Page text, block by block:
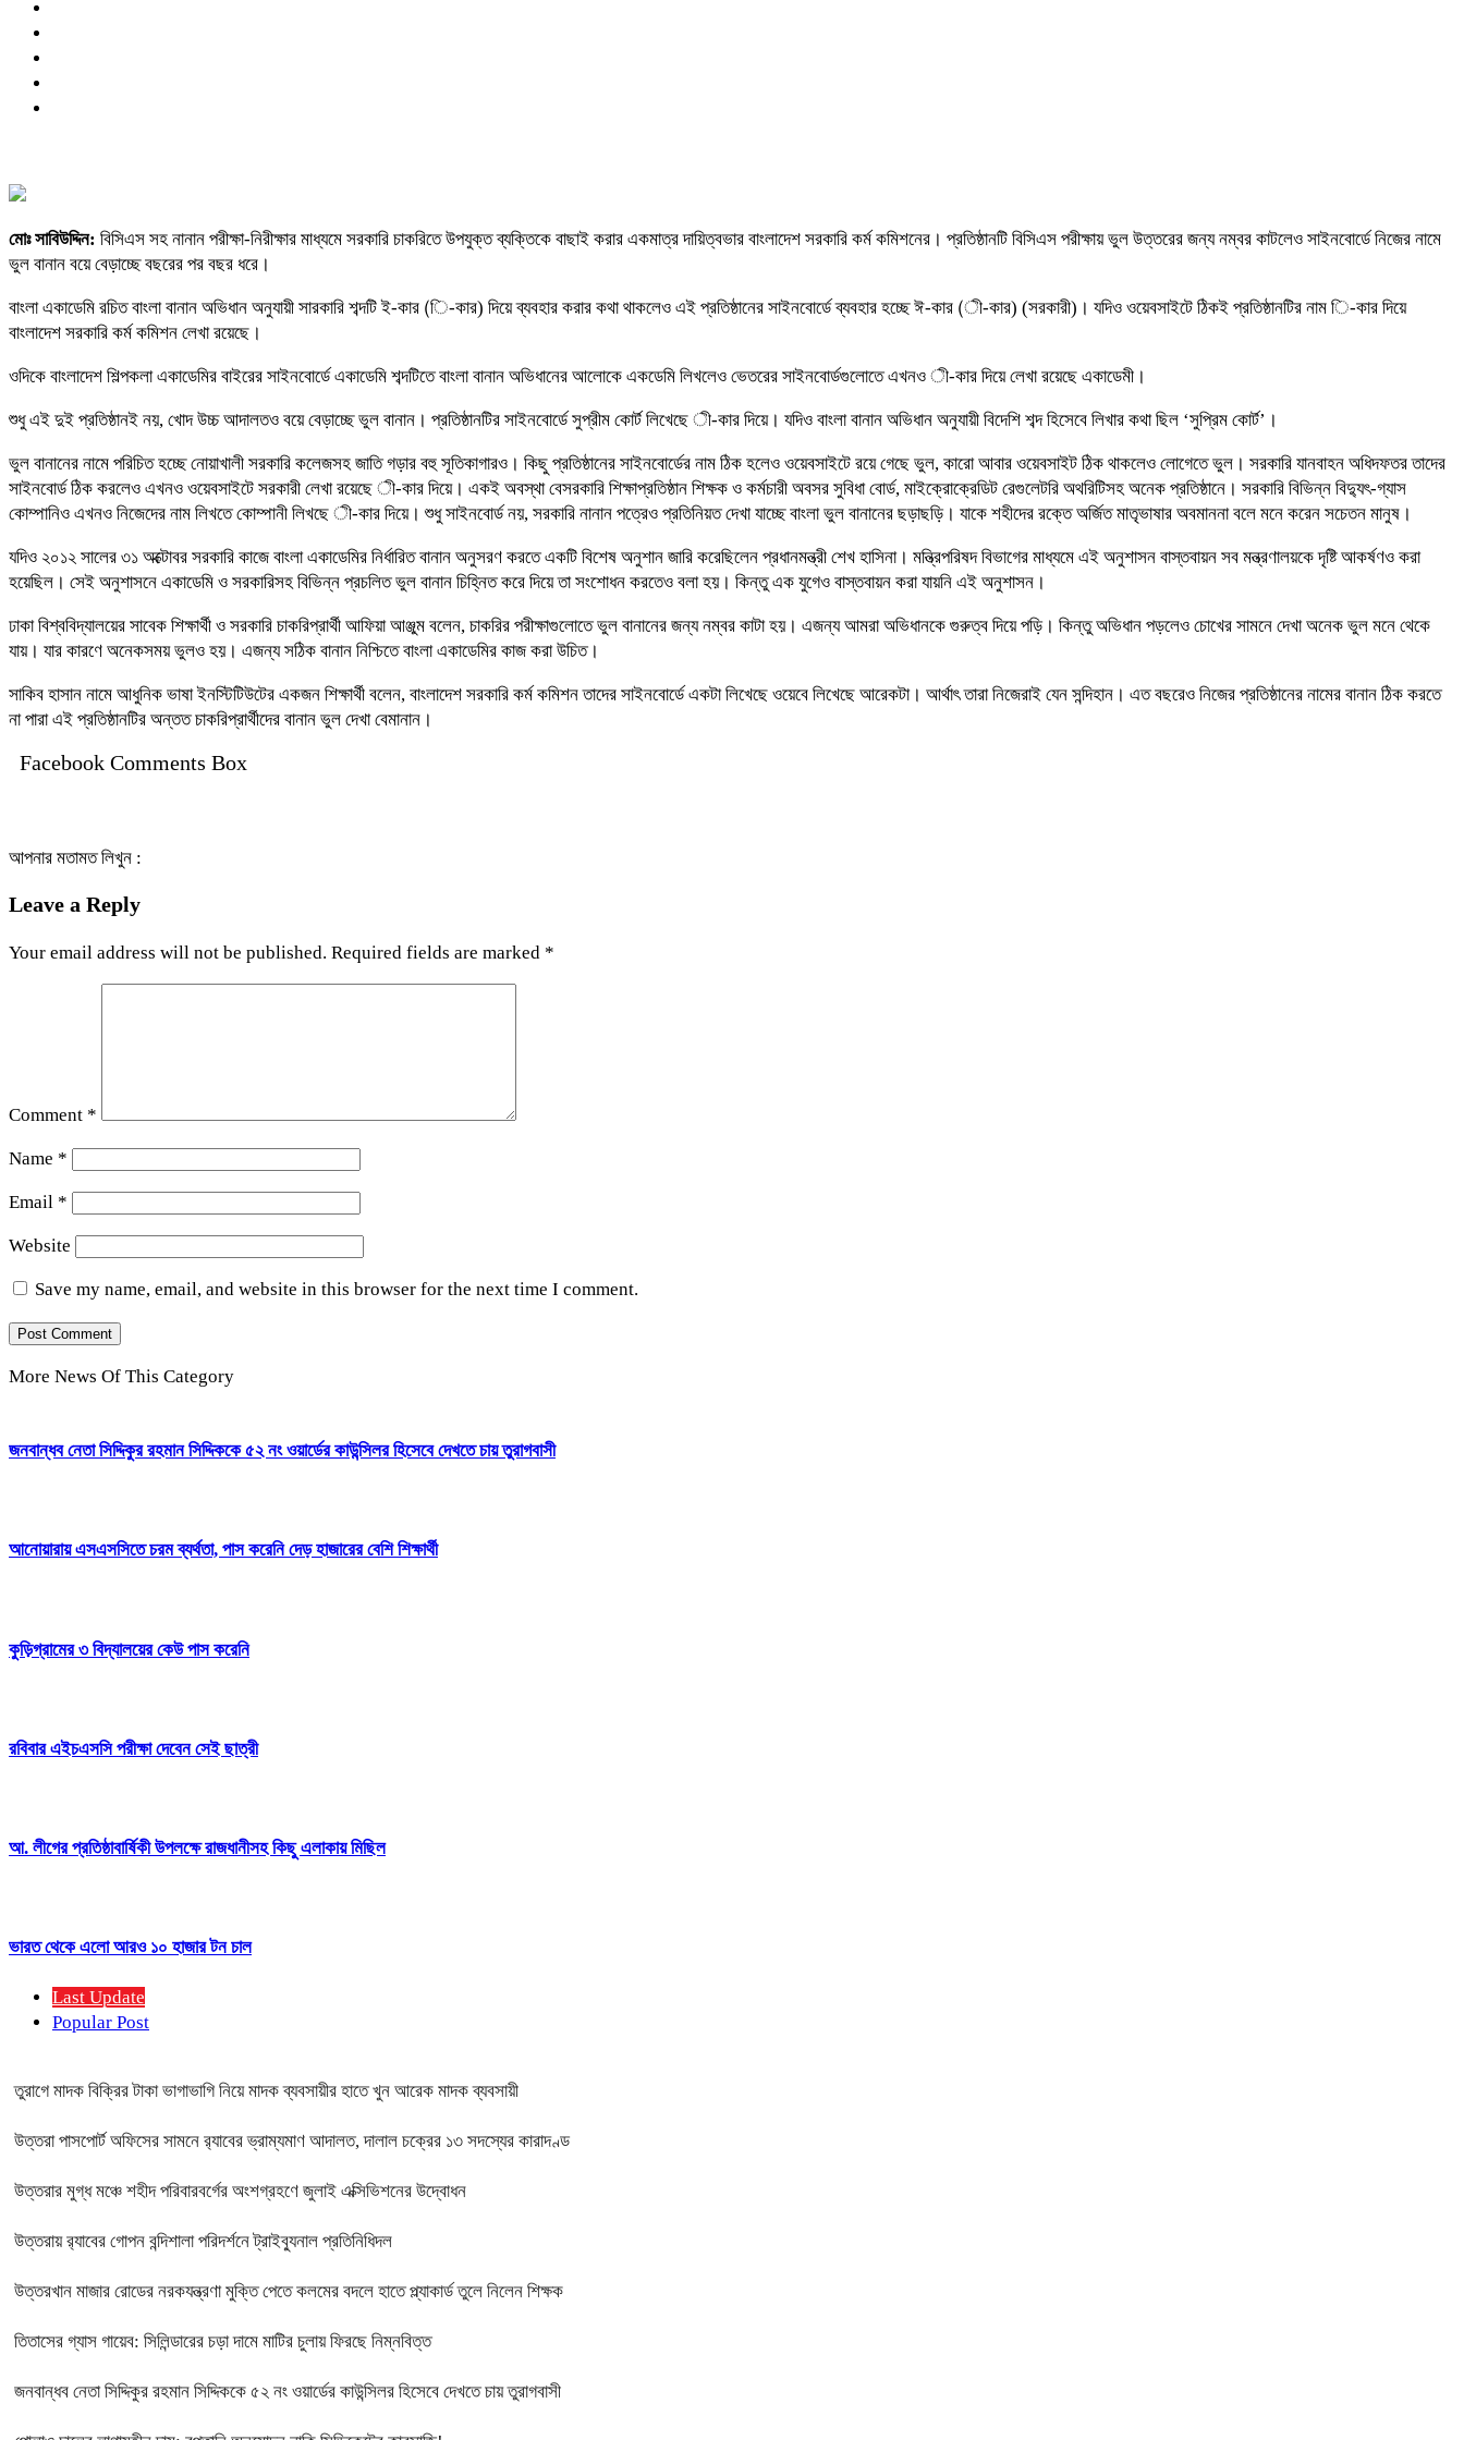
মোঃ সাবিউদ্দিন: বিসিএস সহ নানান পরীক্ষা-নিরীক্ষার মাধ্যমে সরকারি চাকরিতে উপযুক্ত ব্যক্তিকে বাছাই করার একমাত্র দায়িত্বভার বাংলাদেশ সরকারি কর্ম কমিশনের। প্রতিষ্ঠানটি বিসিএস পরীক্ষায় ভুল উত্তরের জন্য নম্বর কাটলেও সাইনবোর্ডে নিজের নামে
ভুল বানান বয়ে বেড়াচ্ছে বছরের পর বছর ধরে।
বাংলা একাডেমি রচিত বাংলা বানান অভিধান অনুযায়ী সারকারি শব্দটি ই-কার (ি-কার) দিয়ে ব্যবহার করার কথা থাকলেও এই প্রতিষ্ঠানের সাইনবোর্ডে ব্যবহার হচ্ছে ঈ-কার (ী-কার) (সরকারী)। যদিও ওয়েবসাইটে ঠিকই প্রতিষ্ঠানটির নাম ি-কার দিয়ে
বাংলাদেশ সরকারি কর্ম কমিশন লেখা রয়েছে।
ওদিকে বাংলাদেশ শিল্পকলা একাডেমির বাইরের সাইনবোর্ডে একাডেমি শব্দটিতে বাংলা বানান অভিধানের আলোকে একডেমি লিখলেও ভেতরের সাইনবোর্ডগুলোতে এখনও ী-কার দিয়ে লেখা রয়েছে একাডেমী।
শুধু এই দুই প্রতিষ্ঠানই নয়, খোদ উচ্চ আদালতও বয়ে বেড়াচ্ছে ভুল বানান। প্রতিষ্ঠানটির সাইনবোর্ডে সুপ্রীম কোর্ট লিখেছে ী-কার দিয়ে। যদিও বাংলা বানান অভিধান অনুযায়ী বিদেশি শব্দ হিসেবে লিখার কথা ছিল ‘সুপ্রিম কোর্ট’।
ভুল বানানের নামে পরিচিত হচ্ছে নোয়াখালী সরকারি কলেজসহ জাতি গড়ার বহু সূতিকাগারও। কিছু প্রতিষ্ঠানের সাইনবোর্ডের নাম ঠিক হলেও ওয়েবসাইটে রয়ে গেছে ভুল, কারো আবার ওয়েবসাইট ঠিক থাকলেও লোগেতে ভুল। সরকারি যানবাহন অধিদফতর তাদের
সাইনবোর্ড ঠিক করলেও এখনও ওয়েবসাইটে সরকারী লেখা রয়েছে ী-কার দিয়ে। একই অবস্থা বেসরকারি শিক্ষাপ্রতিষ্ঠান শিক্ষক ও কর্মচারী অবসর সুবিধা বোর্ড, মাইক্রোক্রেডিট রেগুলেটরি অথরিটিসহ অনেক প্রতিষ্ঠানে। সরকারি বিভিন্ন বিদ্যুৎ-গ্যাস
কোম্পানিও এখনও নিজেদের নাম লিখতে কোম্পানী লিখছে ী-কার দিয়ে। শুধু সাইনবোর্ড নয়, সরকারি নানান পত্রেও প্রতিনিয়ত দেখা যাচ্ছে বাংলা ভুল বানানের ছড়াছড়ি। যাকে শহীদের রক্তে অর্জিত মাতৃভাষার অবমাননা বলে মনে করেন সচেতন মানুষ।
যদিও ২০১২ সালের ৩১ অক্টোবর সরকারি কাজে বাংলা একাডেমির নির্ধারিত বানান অনুসরণ করতে একটি বিশেষ অনুশান জারি করেছিলেন প্রধানমন্ত্রী শেখ হাসিনা। মন্ত্রিপরিষদ বিভাগের মাধ্যমে এই অনুশাসন বাস্তবায়ন সব মন্ত্রণালয়কে দৃষ্টি আকর্ষণও করা
হয়েছিল। সেই অনুশাসনে একাডেমি ও সরকারিসহ বিভিন্ন প্রচলিত ভুল বানান চিহ্নিত করে দিয়ে তা সংশোধন করতেও বলা হয়। কিন্তু এক যুগেও বাস্তবায়ন করা যায়নি এই অনুশাসন।
ঢাকা বিশ্ববিদ্যালয়ের সাবেক শিক্ষার্থী ও সরকারি চাকরিপ্রার্থী আফিয়া আঞ্জুম বলেন, চাকরির পরীক্ষাগুলোতে ভুল বানানের জন্য নম্বর কাটা হয়। এজন্য আমরা অভিধানকে গুরুত্ব দিয়ে পড়ি। কিন্তু অভিধান পড়লেও চোখের সামনে দেখা অনেক ভুল মনে থেকে
যায়। যার কারণে অনেকসময় ভুলও হয়। এজন্য সঠিক বানান নিশ্চিতে বাংলা একাডেমির কাজ করা উচিত।
সাকিব হাসান নামে আধুনিক ভাষা ইনস্টিটিউটের একজন শিক্ষার্থী বলেন, বাংলাদেশ সরকারি কর্ম কমিশন তাদের সাইনবোর্ডে একটা লিখেছে ওয়েবে লিখেছে আরেকটা। আর্থাৎ তারা নিজেরাই যেন সন্দিহান। এত বছরেও নিজের প্রতিষ্ঠানের নামের বানান ঠিক করতে
না পারা এই প্রতিষ্ঠানটির অন্তত চাকরিপ্রার্থীদের বানান ভুল দেখা বেমানান।
Facebook Comments Box
আপনার মতামত লিখুন :
Leave a Reply
Your email address will not be published. Required fields are marked *
Comment *
Name *
Email *
Website
Save my name, email, and website in this browser for the next time I comment.
More News Of This Category
জনবান্ধব নেতা সিদ্দিকুর রহমান সিদ্দিককে ৫২ নং ওয়ার্ডের কাউন্সিলর হিসেবে দেখতে চায় তুরাগবাসী
আনোয়ারায় এসএসসিতে চরম ব্যর্থতা, পাস করেনি দেড় হাজারের বেশি শিক্ষার্থী
কুড়িগ্রামের ৩ বিদ্যালয়ের কেউ পাস করেনি
রবিবার এইচএসসি পরীক্ষা দেবেন সেই ছাত্রী
আ. লীগের প্রতিষ্ঠাবার্ষিকী উপলক্ষে রাজধানীসহ কিছু এলাকায় মিছিল
ভারত থেকে এলো আরও ১০ হাজার টন চাল
Last Update
Popular Post
তুরাগে মাদক বিক্রির টাকা ভাগাভাগি নিয়ে মাদক ব্যবসায়ীর হাতে খুন আরেক মাদক ব্যবসায়ী
উত্তরা পাসপোর্ট অফিসের সামনে র‍্যাবের ভ্রাম্যমাণ আদালত, দালাল চক্রের ১৩ সদস্যের কারাদণ্ড
উত্তরার মুগ্ধ মঞ্চে শহীদ পরিবারবর্গের অংশগ্রহণে জুলাই এক্সিভিশনের উদ্বোধন
উত্তরায় র‍্যাবের গোপন বন্দিশালা পরিদর্শনে ট্রাইব্যুনাল প্রতিনিধিদল
উত্তরখান মাজার রোডের নরকযন্ত্রণা মুক্তি পেতে কলমের বদলে হাতে প্ল্যাকার্ড তুলে নিলেন শিক্ষক
তিতাসের গ্যাস গায়েব: সিলিন্ডারের চড়া দামে মাটির চুলায় ফিরছে নিম্নবিত্ত
জনবান্ধব নেতা সিদ্দিকুর রহমান সিদ্দিককে ৫২ নং ওয়ার্ডের কাউন্সিলর হিসেবে দেখতে চায় তুরাগবাসী